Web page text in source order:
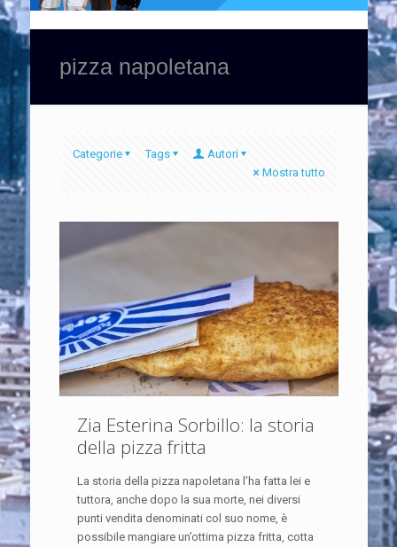
pizza napoletana
Categorie Tags
Autori
Mostra tutto
Zia Esterina Sorbillo: la storia
della pizza fritta
La storia della pizza napoletana l’ha fatta lei e
tuttora, anche dopo la sua morte, nei diversi
punti vendita denominati col suo nome, è
possibile mangiare un’ottima pizza fritta, cotta